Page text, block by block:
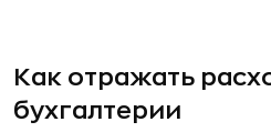
Как отражать
бухгалтерии